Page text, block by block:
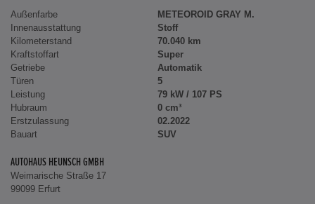
Außenfarbe
METEOROID GRAY M.
Innenausstattung
Stoff
Kilometerstand
70.040 km
Kraftstoffart
Super
Getriebe
Automatik
Türen
5
Leistung
79 kW / 107 PS
Hubraum
0 cm³
Erstzulassung
02.2022
Bauart
SUV
AUTOHAUS HEUNSCH GMBH
Weimarische Straße 17
99099 Erfurt